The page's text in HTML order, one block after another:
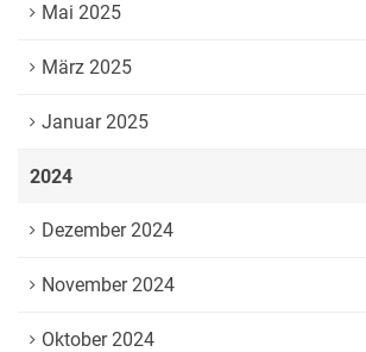
Mai 2025
März 2025
Januar 2025
2024
Dezember 2024
November 2024
Oktober 2024